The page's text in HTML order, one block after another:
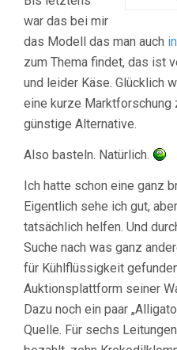
war das bei mir
das Modell das man auch
zum Thema findet, das ist
und leider Käse. Glücklich
eine kurze Marktforschung
günstige Alternative.
Also basteln. Natürlich.
Ich hatte schon eine ganz
Eigentlich sehe ich gut,
tatsächlich helfen. Und
Suche nach was ganz
für Kühlflüssigkeit
Auktionsplattform seiner
Dazu noch ein paar
Quelle. Für sechs